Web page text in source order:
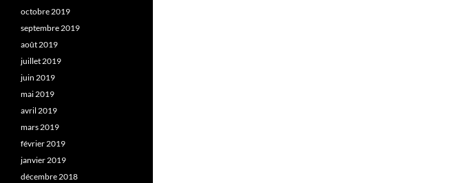
octobre 2019
septembre 2019
août 2019
juillet 2019
juin 2019
mai 2019
avril 2019
mars 2019
février 2019
janvier 2019
décembre 2018